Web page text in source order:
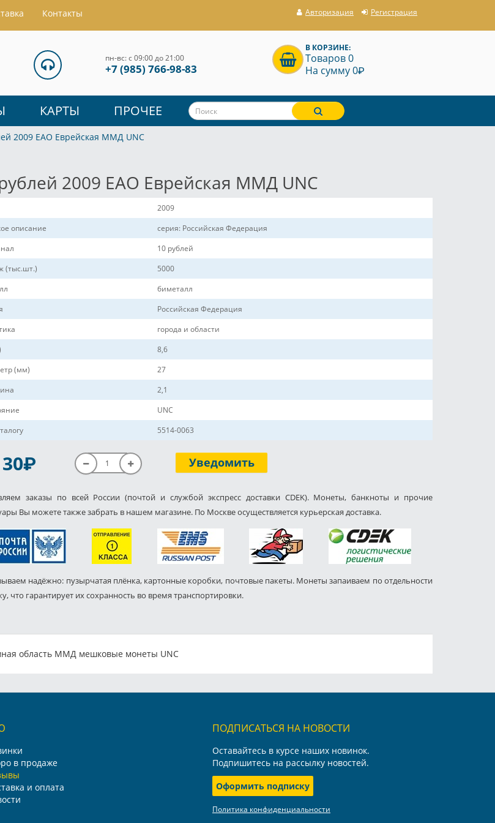
Контакты Авторизация Регистрация
пн-вс: с 09:00 до 21:00
+7 (985) 766-98-83
В КОРЗИНЕ:
Товаров 0
На сумму 0P
КАРТЫ ПРОЧЕЕ
2009 ЕАО Еврейская ММД UNC
2009 ЕАО Еврейская ММД UNC
2009
описание
серия: Российская Федерация
10 рублей
(тыс.шт.)
5000
биметалл
Российская Федерация
города и области
8,6
(мм)
27
2,1
UNC
5514-0063
P Уведомить
заказы по всей России (почтой и службой экспресс доставки CDEK). Монеты, банкноты и прочие
Вы можете также забрать в нашем магазине. По Москве осуществляется курьерская доставка.
надёжно: пузырчатая плёнка, картонные коробки, почтовые пакеты. Монеты запаиваем по отдельности
что гарантирует их сохранность во время транспортировки.
область ММД мешковые монеты UNC
в продаже
и оплата
ПОДПИСАТЬСЯ НА НОВОСТИ
Оставайтесь в курсе наших новинок.
Подпишитесь на рассылку новостей.
Оформить подписку
Политика конфиденциальности